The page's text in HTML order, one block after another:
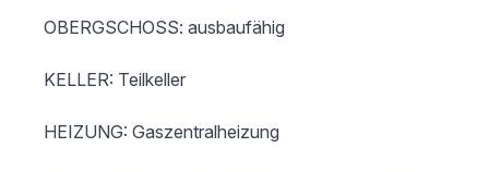
OBERGSCHOSS: ausbaufähig
KELLER: Teilkeller
HEIZUNG: Gaszentralheizung